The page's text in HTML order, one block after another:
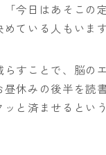
今日はあそこの
ている人もいます
すことで、脳の
休みの後半を読
と済ませるとい